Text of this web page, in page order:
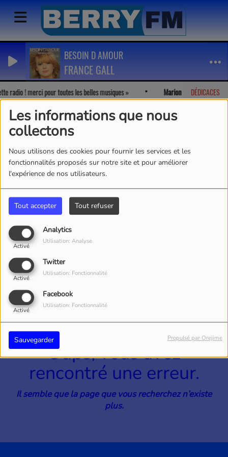
Les informations que nous
collectons
Nous utilisons des cookies pour fournir les services et les
fonctionnalités proposés sur notre site et pour améliorer
l'expérience de nos utilisateurs.
Tout accepter Tout refuser
Analytics
Activé
Utilisation: Analyse
Twitter
Activé
Utilisation: Fonctionnalité
Facebook
Activé
Utilisation: Fonctionnalité
Sauvegarder Propulsé par Orejime
BESOIN D AMOUR
FRANCE GALL
DÉDICACES
radio ! merci pour toutes les belles musiques Marion- J'adore votre
Oups, vous avez
rencontré une erreur.
Il semble que la page que vous recherchez n’existe
plus.